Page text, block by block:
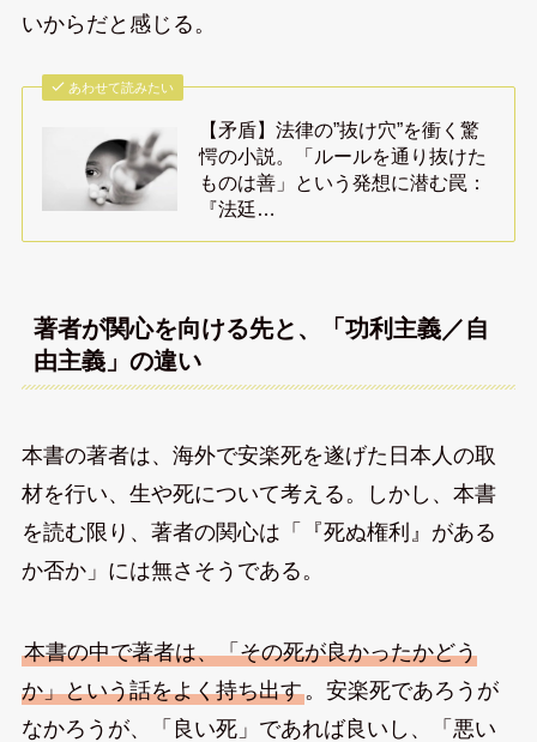
いからだと感じる。
あわせて読みたい
【矛盾】法律の”抜け穴”を衝く驚
愕の小説。「ルールを通り抜けた
ものは善」という発想に潜む罠：
『法廷…
著者が関心を向ける先と、「功利主義／自
由主義」の違い
本書の著者は、海外で安楽死を遂げた日本人の取
材を行い、生や死について考える。しかし、本書
を読む限り、著者の関心は「『死ぬ権利』がある
か否か」には無さそうである。
本書の中で著者は、「その死が良かったかどう
か」という話をよく持ち出す。安楽死であろうが
なかろうが、「良い死」であれば良いし、「悪い